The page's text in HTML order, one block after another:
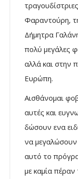
Φαραντούρη,
Δήμητρα
πολύ μεγάλες
αλλά και στην
Ευρώπη.
Αισθάνομαι
αυτές και
δώσουν ενα
να μεγαλώσουν
αυτό το
με καμία πέραν